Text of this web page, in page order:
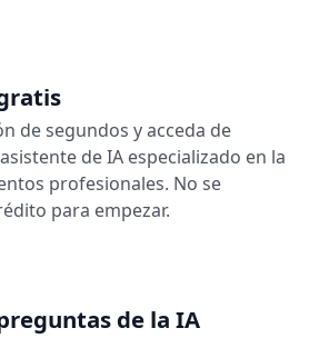
de segundos y acceda de
de IA especializado en la
profesionales. No se
para empezar.
de la IA